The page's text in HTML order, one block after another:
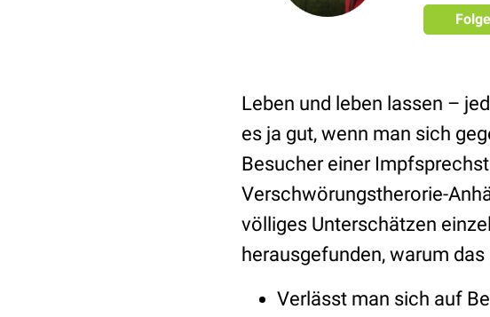
Leben und leben lassen –
es ja gut, wenn man sich
Besucher einer
Verschwörungstherorie-
völliges Unterschätzen
herausgefunden, warum das
Verlässt man sich auf